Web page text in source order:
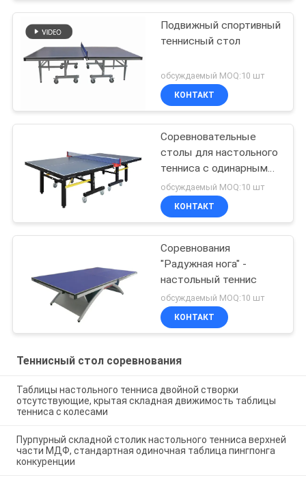
Подвижный спортивный
теннисный стол
обсуждаемый MOQ:10 шт
КОНТАКТ
Соревновательные
столы для настольного
тенниса с одинарным
складыванием
обсуждаемый MOQ:10 шт
КОНТАКТ
Соревнования
"Радужная нога" -
настольный теннис
обсуждаемый MOQ:10 шт
КОНТАКТ
Теннисный стол соревнования
Таблицы настольного тенниса двойной створки
отсутствующие, крытая складная движимость таблицы
тенниса с колесами
Пурпурный складной столик настольного тенниса верхней
части МДФ, стандартная одиночная таблица пингпонга
конкуренции